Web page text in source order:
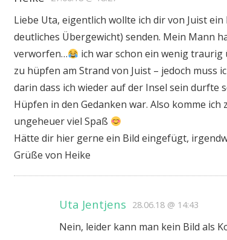
Liebe Uta, eigentlich wollte ich dir von Juist
deutliches Übergewicht) senden. Mein Mann
verworfen…
ich war schon ein wenig
zu hüpfen am Strand von Juist – jedoch muss
darin dass ich wieder auf der Insel sein durfte
Hüpfen in den Gedanken war. Also komme
ungeheuer viel Spaß
Hätte dir hier gerne ein Bild eingefügt,
Grüße von Heike
Uta Jentjens 28.06.18 @ 14:43
Nein, leider kann man kein Bild als